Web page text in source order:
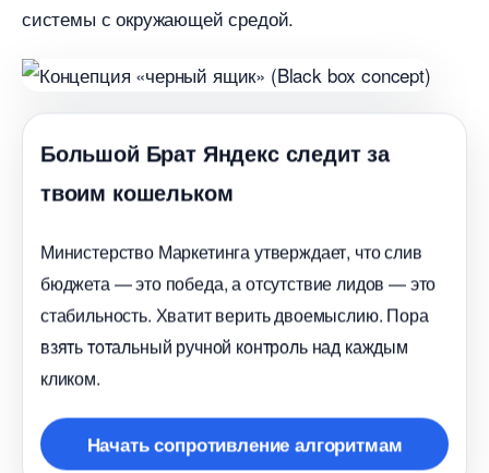
системы с окружающей средой.​
Большой Брат Яндекс следит за
твоим кошельком
Министерство Маркетинга утверждает, что сли
юджета — это победа, а отсутствие лидов — это
стабильность. Хватит верить двоемыслию. Пора
зять тотальный ручной контроль над каждым
кликом.
Начать сопротивление алгоритмам